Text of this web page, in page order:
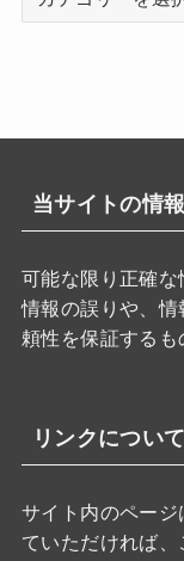
当サイトの情
可能な限り正確
情報の誤りや、
頼性を保証するも
リンクについて
サイト内のペー
ていただければ